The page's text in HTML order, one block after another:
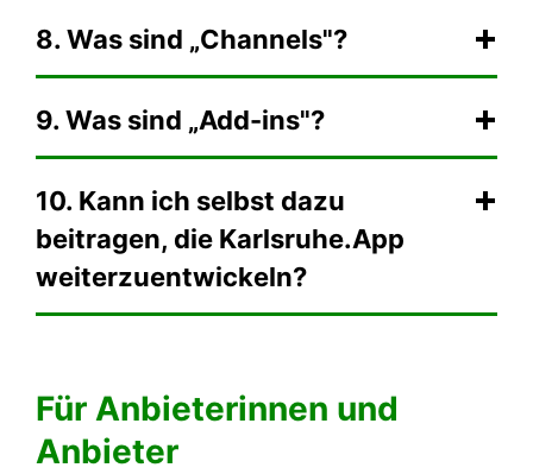
8. Was sind „Channels"?
9. Was sind „Add-ins"?
10. Kann ich selbst dazu
beitragen, die Karlsruhe.App
weiterzuentwickeln?
Für Anbieterinnen und
Anbieter